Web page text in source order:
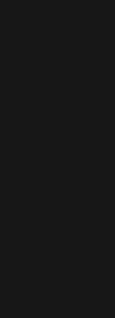
услугу
праздника
от
- мы
ивент-
"праздник,
саунд чек"! Вы
команда
знает особые
без суеты и
мероприятия
дня города,